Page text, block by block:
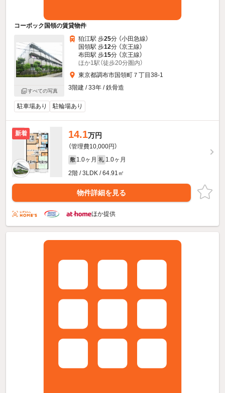
コーボック国領の賃貸物件
すべての写真
狛江駅 歩25分 （小田急線）
国領駅 歩12分 （京王線）
布田駅 歩15分 （京王線）
ほか1駅（徒歩20分圏内）
東京都調布市国領町７丁目38-1
3階建 / 33年 / 鉄骨造
駐車場あり 駐輪場あり
新着 14.1万円
（管理費10,000円）
敷 1.0ヶ月 礼 1.0ヶ月
2階 / 3LDK / 64.91㎡
物件詳細を見る
ほか提供